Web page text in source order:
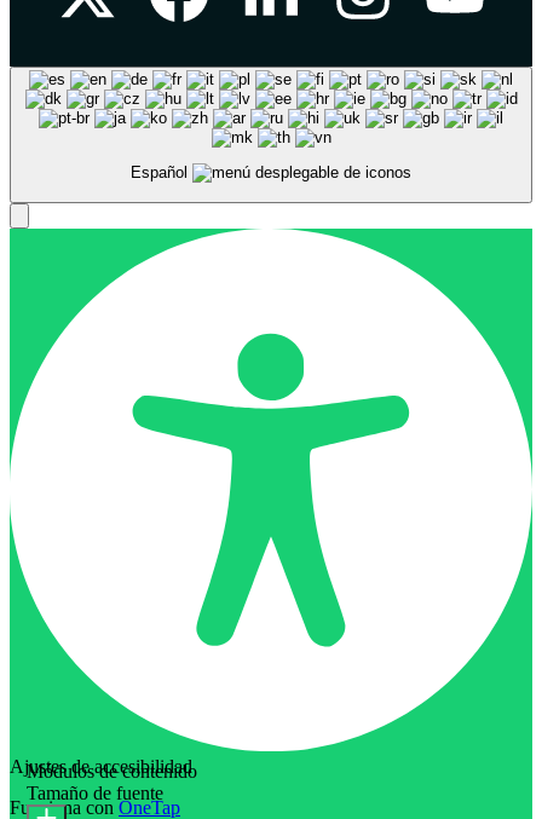
Español
Ajustes de accesibilidad
Funciona con OneTap
Módulos de contenido
Tamaño de fuente